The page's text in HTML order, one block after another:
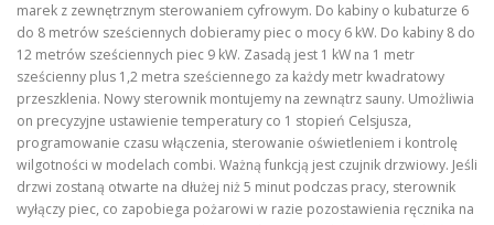
marek z zewnętrznym sterowaniem cyfrowym. Do kabiny o kubaturze 6
do 8 metrów sześciennych dobieramy piec o mocy 6 kW. Do kabiny 8 do
12 metrów sześciennych piec 9 kW. Zasadą jest 1 kW na 1 metr
sześcienny plus 1,2 metra sześciennego za każdy metr kwadratowy
przeszklenia. Nowy sterownik montujemy na zewnątrz sauny. Umożliwia
on precyzyjne ustawienie temperatury co 1 stopień Celsjusza,
programowanie czasu włączenia, sterowanie oświetleniem i kontrolę
wilgotności w modelach combi. Ważną funkcją jest czujnik drzwiowy. Jeśli
drzwi zostaną otwarte na dłużej niż 5 minut podczas pracy, sterownik
wyłączy piec, co zapobiega pożarowi w razie pozostawienia ręcznika na